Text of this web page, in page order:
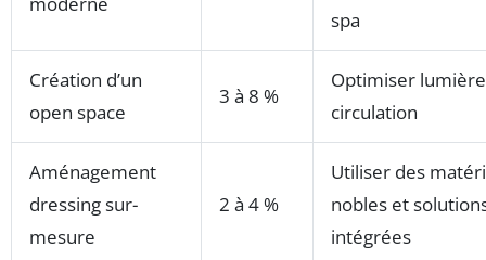
spa
Création d’un
open space
3 à 8 %
Optimiser
circulation
Aménagement
dressing sur-
mesure
2 à 4 %
Utiliser des
nobles et
intégrées